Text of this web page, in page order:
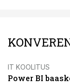
IT KOOLITUS
Power BI